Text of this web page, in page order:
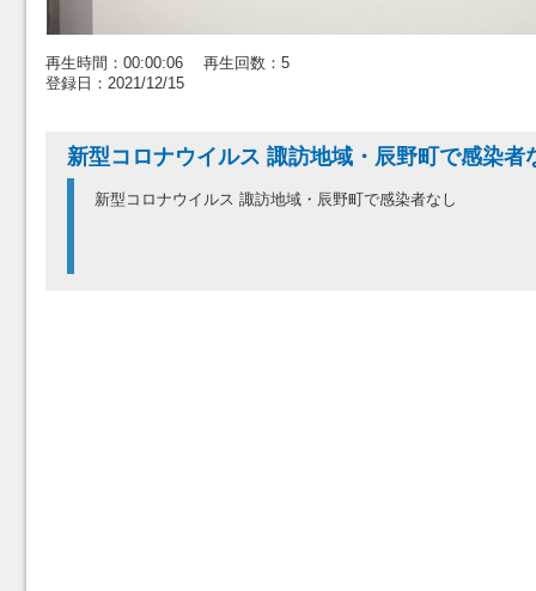
再生時間：00:00:06 再生回数：5
登録日：2021/12/15
新型コロナウイルス 諏訪地域・辰野町で感染者
新型コロナウイルス 諏訪地域・辰野町で感染者なし